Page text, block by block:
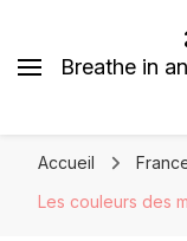
Breathe in
Accueil
Les couleurs des